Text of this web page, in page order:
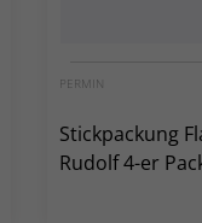
PERMIN
Stickpackung
Rudolf 4-er